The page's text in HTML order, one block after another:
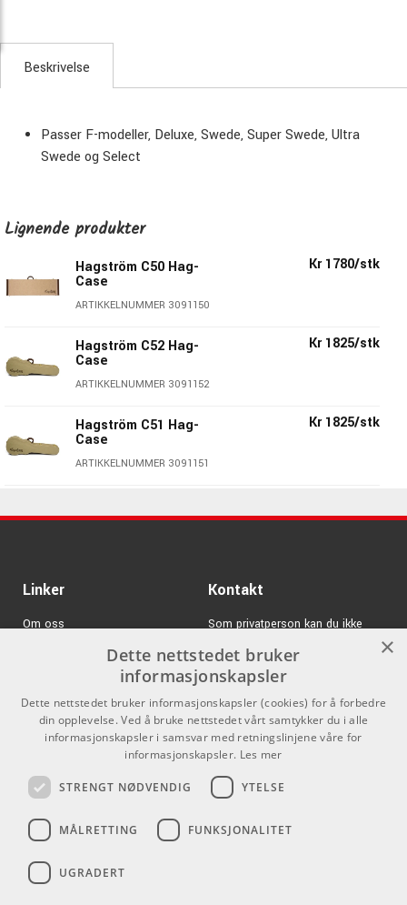
Beskrivelse
Passer F-modeller, Deluxe, Swede, Super Swede, Ultra
Swede og Select
Lignende produkter
Hagström C50 Hag-
Case
ARTIKKELNUMMER 3091150
Kr 1780/stk
Hagström C52 Hag-
Case
ARTIKKELNUMMER 3091152
Kr 1825/stk
Hagström C51 Hag-
Case
ARTIKKELNUMMER 3091151
Kr 1825/stk
Case
Linker
Om oss
GDPR & Cookies
Kontakt
Som privatperson kan du ikke
kjøpe på denne nettsiden, alt salg
skjer gjennom våre forhandlere.
info@emnordic.no
×
Dette nettstedet bruker
informasjonskapsler
Dette nettstedet bruker informasjonskapsler (cookies) for å forbedre
din opplevelse. Ved å bruke nettstedet vårt samtykker du i alle
informasjonskapsler i samsvar med retningslinjene våre for
informasjonskapsler. Les mer
STRENGT NØDVENDIG YTELSE
MÅLRETTING FUNKSJONALITET
UGRADERT